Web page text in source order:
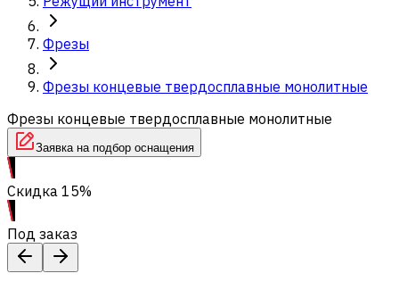
Фрезы
Фрезы концевые твердосплавные монолитные
Фрезы концевые твердосплавные монолитные
Заявка на подбор оснащения
Скидка 15%
Под заказ